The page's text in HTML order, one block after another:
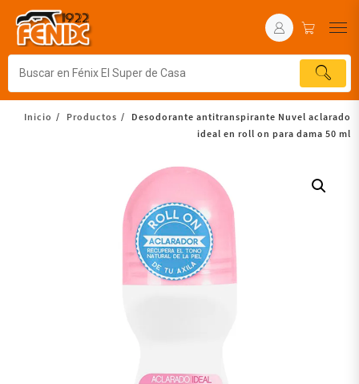
Inicio Productos
Desodorante antitranspirante Nuvel aclarado
ideal en roll on para dama 50 ml